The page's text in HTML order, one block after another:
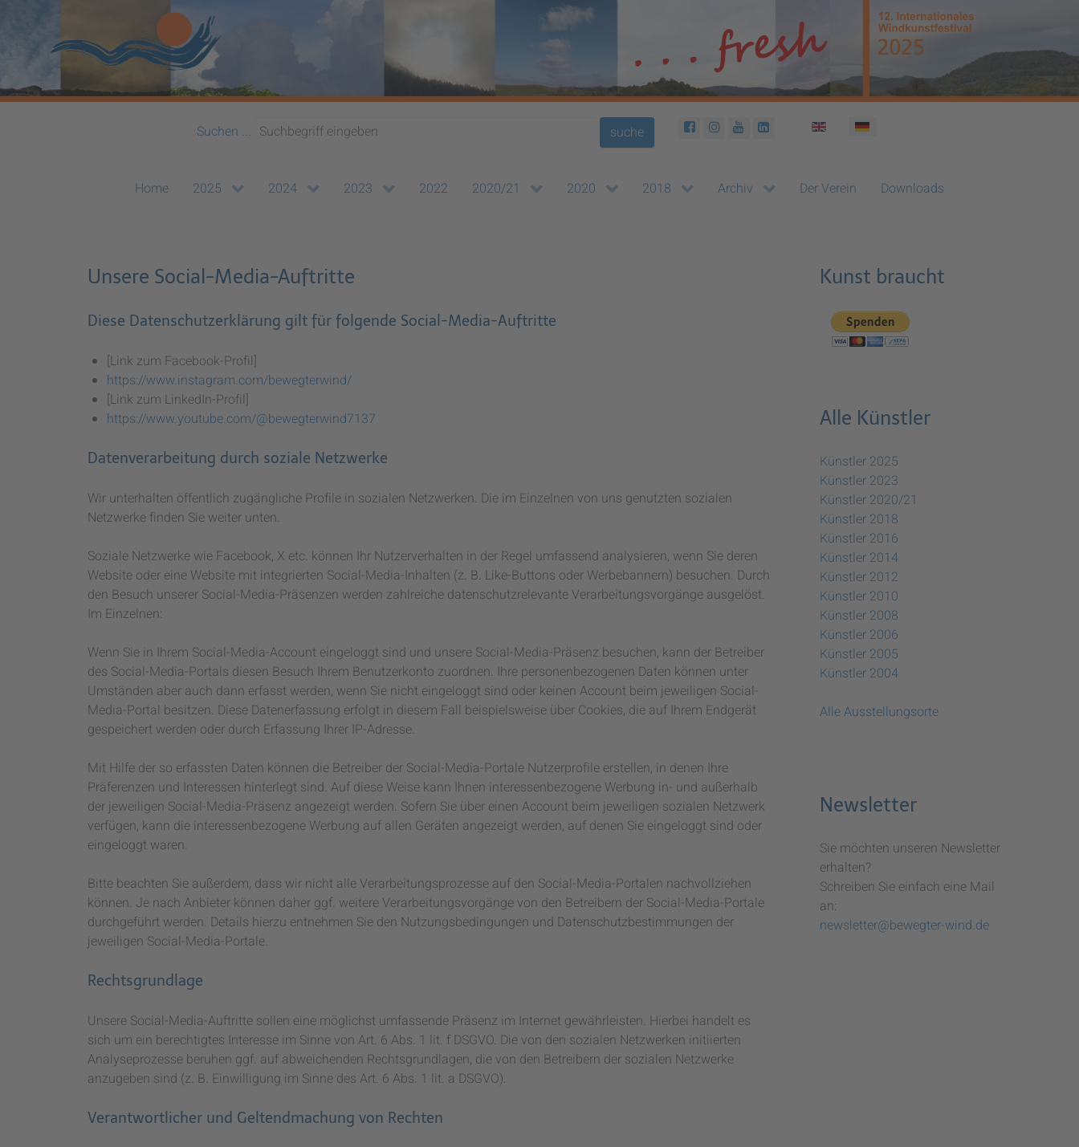
Suchen ... suche Sprache auswählen
Home 2025 2024 2023 2022 2020/21 2020 2018 Archiv Der Verein Downloads
Unsere Social-Media-Auftritte
Diese Datenschutzerklärung gilt für folgende Social-Media-Auftritte
[Link zum Facebook-Profil]
https://www.instagram.com/bewegterwind/
[Link zum LinkedIn-Profil]
https://www.youtube.com/@bewegterwind7137
Datenverarbeitung durch soziale Netzwerke
Wir unterhalten öffentlich zugängliche Profile in sozialen Netzwerken. Die im Einzelnen von uns genutzten sozialen
Netzwerke finden Sie weiter unten.
Soziale Netzwerke wie Facebook, X etc. können Ihr Nutzerverhalten in der Regel umfassend analysieren, wenn Sie deren
Website oder eine Website mit integrierten Social-Media-Inhalten (z. B. Like-Buttons oder Werbebannern) besuchen. Durch
den Besuch unserer Social-Media-Präsenzen werden zahlreiche datenschutzrelevante Verarbeitungsvorgänge ausgelöst.
Im Einzelnen:
Wenn Sie in Ihrem Social-Media-Account eingeloggt sind und unsere Social-Media-Präsenz besuchen, kann der Betreiber
des Social-Media-Portals diesen Besuch Ihrem Benutzerkonto zuordnen. Ihre personenbezogenen Daten können unter
Umständen aber auch dann erfasst werden, wenn Sie nicht eingeloggt sind oder keinen Account beim jeweiligen Social-
Media-Portal besitzen. Diese Datenerfassung erfolgt in diesem Fall beispielsweise über Cookies, die auf Ihrem Endgerät
gespeichert werden oder durch Erfassung Ihrer IP-Adresse.
Mit Hilfe der so erfassten Daten können die Betreiber der Social-Media-Portale Nutzerprofile erstellen, in denen Ihre
Präferenzen und Interessen hinterlegt sind. Auf diese Weise kann Ihnen interessenbezogene Werbung in- und außerhalb
der jeweiligen Social-Media-Präsenz angezeigt werden. Sofern Sie über einen Account beim jeweiligen sozialen Netzwerk
verfügen, kann die interessenbezogene Werbung auf allen Geräten angezeigt werden, auf denen Sie eingeloggt sind oder
eingeloggt waren.
Bitte beachten Sie außerdem, dass wir nicht alle Verarbeitungsprozesse auf den Social-Media-Portalen nachvollziehen
können. Je nach Anbieter können daher ggf. weitere Verarbeitungsvorgänge von den Betreibern der Social-Media-Portale
durchgeführt werden. Details hierzu entnehmen Sie den Nutzungsbedingungen und Datenschutzbestimmungen der
jeweiligen Social-Media-Portale.
Rechtsgrundlage
Unsere Social-Media-Auftritte sollen eine möglichst umfassende Präsenz im Internet gewährleisten. Hierbei handelt es
sich um ein berechtigtes Interesse im Sinne von Art. 6 Abs. 1 lit. f DSGVO. Die von den sozialen Netzwerken initiierten
Analyseprozesse beruhen ggf. auf abweichenden Rechtsgrundlagen, die von den Betreibern der sozialen Netzwerke
anzugeben sind (z. B. Einwilligung im Sinne des Art. 6 Abs. 1 lit. a DSGVO).
Verantwortlicher und Geltendmachung von Rechten
Kunst braucht
Alle Künstler
Künstler 2025
Künstler 2023
Künstler 2020/21
Künstler 2018
Künstler 2016
Künstler 2014
Künstler 2012
Künstler 2010
Künstler 2008
Künstler 2006
Künstler 2005
Künstler 2004
Alle Ausstellungsorte
Newsletter
Sie möchten unseren Newsletter
erhalten?
Schreiben Sie einfach eine Mail
an:
newsletter@bewegter-wind.de